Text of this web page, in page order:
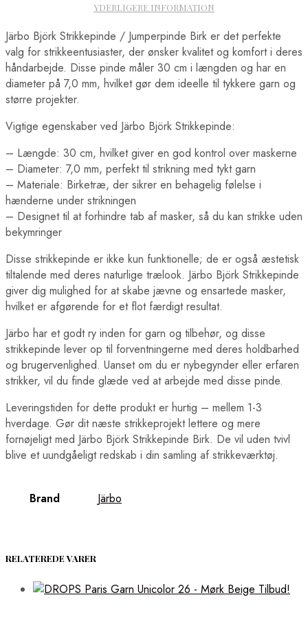
YDERLIGERE INFORMATION
Järbo Björk Strikkepinde / Jumperpinde Birk er det perfekte
valg for strikkeentusiaster, der ønsker kvalitet og komfort i deres
håndarbejde. Disse pinde måler 30 cm i længden og har en
diameter på 7,0 mm, hvilket gør dem ideelle til tykkere garn og
større projekter.
Vigtige egenskaber ved Järbo Björk Strikkepinde:
– Længde: 30 cm, hvilket giver en god kontrol over maskerne
– Diameter: 7,0 mm, perfekt til strikning med tykt garn
– Materiale: Birketræ, der sikrer en behagelig følelse i
hænderne under strikningen
– Designet til at forhindre tab af masker, så du kan strikke uden
bekymringer
Disse strikkepinde er ikke kun funktionelle; de er også æstetisk
tiltalende med deres naturlige trælook. Järbo Björk Strikkepinde
giver dig mulighed for at skabe jævne og ensartede masker,
hvilket er afgørende for et flot færdigt resultat.
Järbo har et godt ry inden for garn og tilbehør, og disse
strikkepinde lever op til forventningerne med deres holdbarhed
og brugervenlighed. Uanset om du er nybegynder eller erfaren
strikker, vil du finde glæde ved at arbejde med disse pinde.
Leveringstiden for dette produkt er hurtig – mellem 1-3
hverdage. Gør dit næste strikkeprojekt lettere og mere
fornøjeligt med Järbo Björk Strikkepinde Birk. De vil uden tvivl
blive et uundgåeligt redskab i din samling af strikkeværktøj.
Brand Järbo
RELATEREDE VARER